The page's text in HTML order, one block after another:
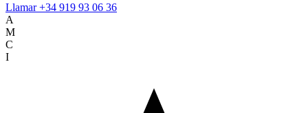
Llamar+34 919 93 06 36
A
M
C
I